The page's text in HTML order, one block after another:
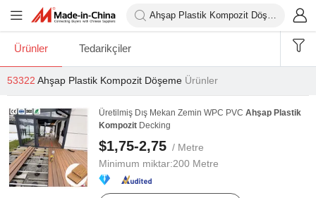
Ürünler Tedarikçiler
53322 Ahşap Plastik Kompozit Döşeme Ürünler
Üretilmiş Dış Mekan Zemin WPC PVC Ahşap Plastik
Kompozit Decking
$1,75-2,75 / Metre
Minimum miktar:200 Metre